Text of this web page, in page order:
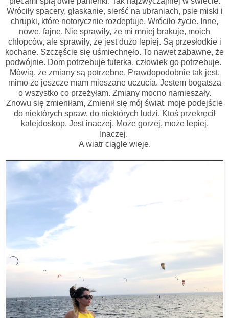
Wróciły spacery, głaskanie, sierść na ubraniach, psie miski i
chrupki, które notorycznie rozdeptuje. Wróciło życie. Inne,
nowe, fajne. Nie sprawiły, że mi mniej brakuje, moich
chłopców, ale sprawiły, że jest dużo lepiej. Są przesłodkie i
kochane. Szczęście się uśmiechnęło. To nawet zabawne, że
podwójnie. Dom potrzebuje futerka, człowiek go potrzebuje.
Mówią, że zmiany są potrzebne. Prawdopodobnie tak jest,
mimo że jeszcze mam mieszane uczucia. Jestem bogatsza
o wszystko co przeżyłam. Zmiany mocno namieszały.
Znowu się zmieniłam, Zmienił się mój świat, moje podejście
do niektórych spraw, do niektórych ludzi. Ktoś przekręcił
kalejdoskop. Jest inaczej. Może gorzej, może lepiej.
Inaczej.
A wiatr ciągle wieje.